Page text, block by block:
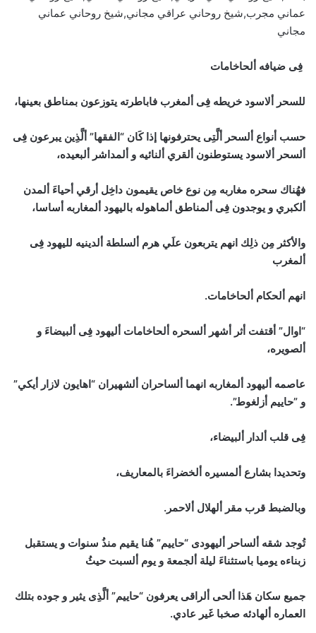
عماني مجرب,شيخ روحاني عراقي مجاني,شيخ روحاني عماني
مجاني
فِى ضيافه ألحاخامات
للسحر ألاسود خريطه فِى ألمغرب فاباطرته يتوزعون بمناطق بعينها،
حسب أنواع ألسحر ألَّتِى يحترفونها إذا كَان “الفقها” ألَّذِين يبرعون فِى
ألسحر ألاسود يستوطنون ألقري ألنائيه و ألمداشر ألبعيده،
فهُناك سحره مغاربه مِن نوع خاص يقيمون داخِل أرقي أحياءَ ألمدن
ألكبري و يوجدون فِى ألمناطق ألماهوله باليهود ألمغاربه أساسا،
والأكثر مِن ذلِك انهم يتربعون علَي هرم ألسلطة ألدينيه لليهود فِى
ألمغرب
انهم ألحكام ألحاخامات.
“اوال” أقتفت أثر أشهر ألسحره ألحاخامات أليهود فِى ألبيضاءَ و
ألصويره،
عاصمه أليهود ألمغاربه انهما ألساحران ألشهيران “اهايون لازار أيكي”
و ”حاييم أزلغوط”.
فِى قلب ألدار ألبيضاء،
وتحديدا بشارع ألمسيره ألخضراءَ بالمعاريف،
وبالضبط قرب مقر ألهلال ألاحمر.
تُوجد شقه ألساحر أليهودى “حاييم” هُنا يقيم منذُ سنوات و يستقبل
زبناءه يوميا باستثناءَ ليلة ألجمعة و يوم ألسبت حيثُ
جميع سكان هَذا ألحى ألراقى يعرفون “حاييم” ألَّذِى يثير و جوده بتلك
العماره ألهادئه صخبا غَير عادي.